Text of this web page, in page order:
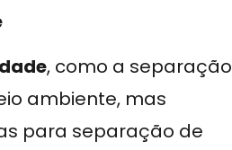
, como a separação
ambiente, mas
para separação de